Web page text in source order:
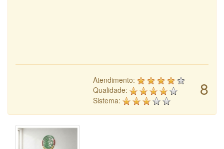
8
Atendimento:
Qualidade:
Sistema: